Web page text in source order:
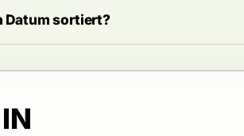
Datum sortiert?